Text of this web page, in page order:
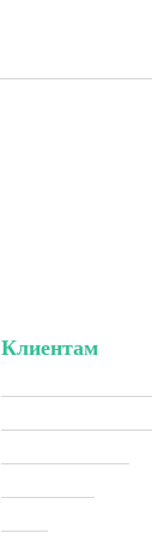
Клиентам